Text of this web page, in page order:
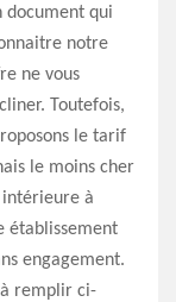
document qui
notre
ne vous
Toutefois,
le tarif
le moins cher
à
établissement
engagement.
remplir ci-